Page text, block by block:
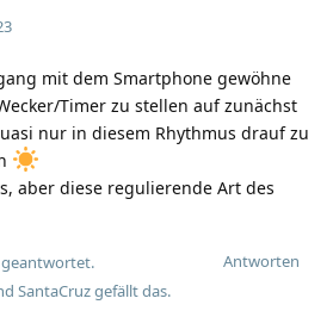
mit dem Smartphone gewöhne
Timer zu stellen auf zunächst
nur in diesem Rhythmus drauf zu
aber diese regulierende Art des
Antworten
geantwortet.
SantaCruzgefällt das.